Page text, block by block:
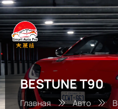
BESTUNE T90
Главная Авто